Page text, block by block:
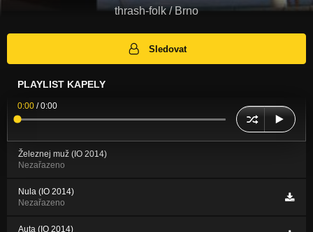
thrash-folk / Brno
Sledovat
PLAYLIST KAPELY
0:00 /0:00
Železnej muž (IO 2014)
Nezařazeno
Nula (IO 2014)
Nezařazeno
Auta (IO 2014)